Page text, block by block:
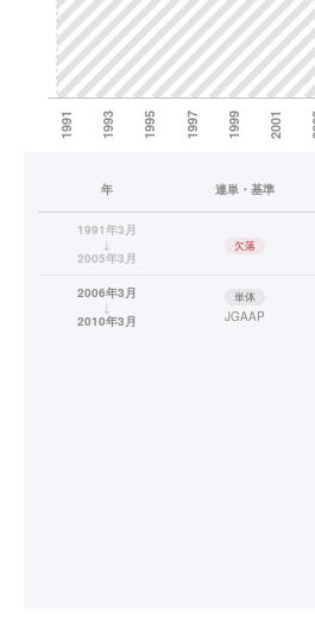
年 連単・基準
1991年3月
↓
2005年3月
欠落
2006年3月
↓
2010年3月
単体
JGAAP